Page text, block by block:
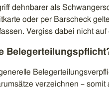
dehnbarer als
oder per Barscheck
Vergiss dabei nicht
verzeichnen –